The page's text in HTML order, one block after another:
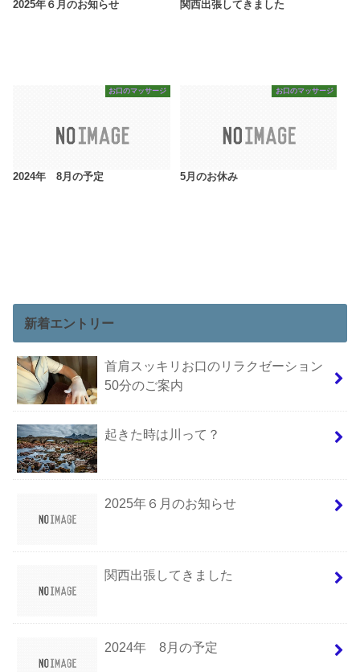
2025年６月のお知らせ 関西出張してきました
お口のマッサージ
2024年 8月の予定
お口のマッサージ
5月のお休み
新着エントリー
首肩スッキリお口のリラクゼーション
50分のご案内
起きた時は川って？
2025年６月のお知らせ
関西出張してきました
2024年 8月の予定